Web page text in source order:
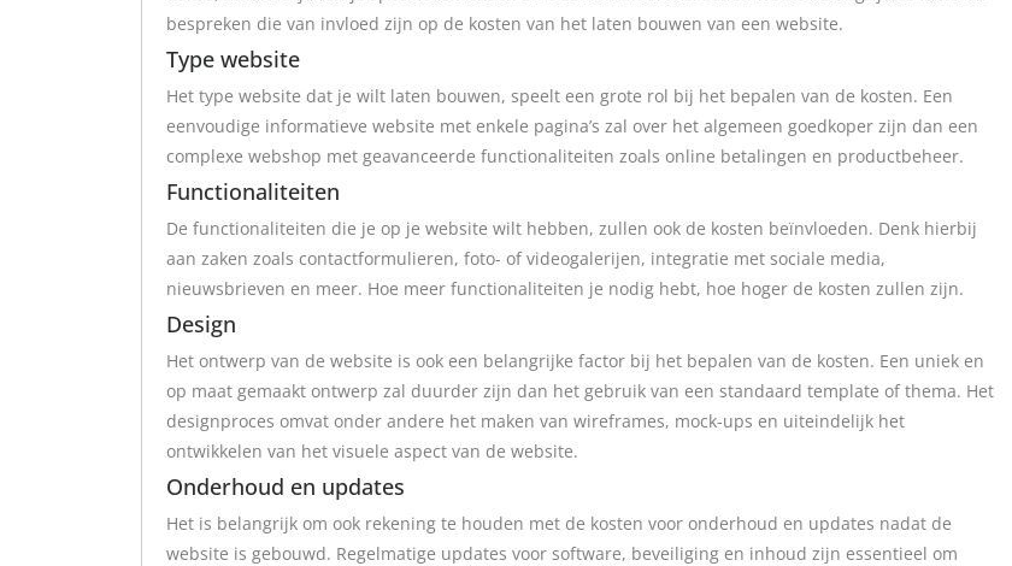
bespreken die van invloed zijn op de kosten van het laten bouwen van een website.
Type website
Het type website dat je wilt laten bouwen, speelt een grote rol bij het bepalen van de kosten. Een
eenvoudige informatieve website met enkele pagina’s zal over het algemeen goedkoper zijn dan een
complexe webshop met geavanceerde functionaliteiten zoals online betalingen en productbeheer.
Functionaliteiten
De functionaliteiten die je op je website wilt hebben, zullen ook de kosten beïnvloeden. Denk hierbij
aan zaken zoals contactformulieren, foto- of videogalerijen, integratie met sociale media,
nieuwsbrieven en meer. Hoe meer functionaliteiten je nodig hebt, hoe hoger de kosten zullen zijn.
Design
Het ontwerp van de website is ook een belangrijke factor bij het bepalen van de kosten. Een uniek en
op maat gemaakt ontwerp zal duurder zijn dan het gebruik van een standaard template of thema. Het
designproces omvat onder andere het maken van wireframes, mock-ups en uiteindelijk het
ontwikkelen van het visuele aspect van de website.
Onderhoud en updates
Het is belangrijk om ook rekening te houden met de kosten voor onderhoud en updates nadat de
website is gebouwd. Regelmatige updates voor software, beveiliging en inhoud zijn essentieel om